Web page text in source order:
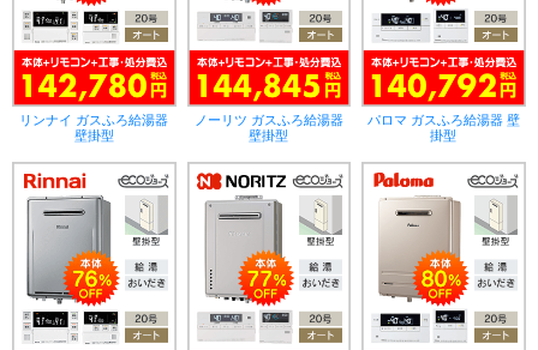
リンナイ ガスふろ給湯器
壁掛型
ノーリツ ガスふろ給湯器
壁掛型
パロマ ガスふろ給湯器 壁
掛型